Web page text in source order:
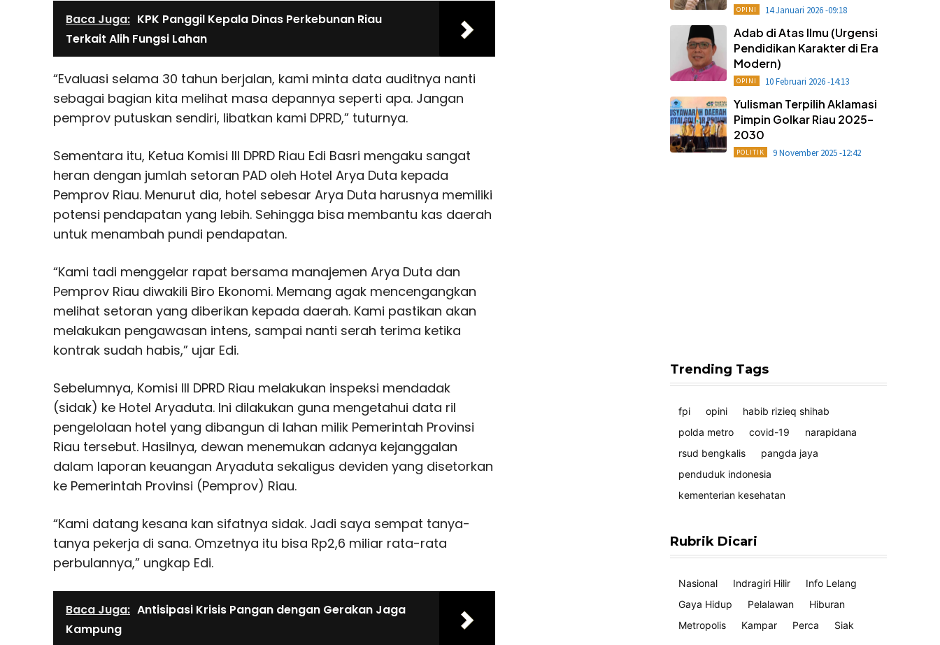
Baca Juga: KPK Panggil Kepala Dinas Perkebunan Riau
Terkait Alih Fungsi Lahan
“Evaluasi selama 30 tahun berjalan, kami minta data auditnya nanti
sebagai bagian kita melihat masa depannya seperti apa. Jangan
pemprov putuskan sendiri, libatkan kami DPRD,” tuturnya.
Sementara itu, Ketua Komisi III DPRD Riau Edi Basri mengaku sangat
heran dengan jumlah setoran PAD oleh Hotel Arya Duta kepada
Pemprov Riau. Menurut dia, hotel sebesar Arya Duta harusnya memiliki
potensi pendapatan yang lebih. Sehingga bisa membantu kas daerah
untuk menambah pundi pendapatan.
“Kami tadi menggelar rapat bersama manajemen Arya Duta dan
Pemprov Riau diwakili Biro Ekonomi. Memang agak mencengangkan
melihat setoran yang diberikan kepada daerah. Kami pastikan akan
melakukan pengawasan intens, sampai nanti serah terima ketika
kontrak sudah habis,” ujar Edi.
Sebelumnya, Komisi III DPRD Riau melakukan inspeksi mendadak
(sidak) ke Hotel Aryaduta. Ini dilakukan guna mengetahui data ril
pengelolaan hotel yang dibangun di lahan milik Pemerintah Provinsi
Riau tersebut. Hasilnya, dewan menemukan adanya kejanggalan
dalam laporan keuangan Aryaduta sekaligus deviden yang disetorkan
ke Pemerintah Provinsi (Pemprov) Riau.
“Kami datang kesana kan sifatnya sidak. Jadi saya sempat tanya-
tanya pekerja di sana. Omzetnya itu bisa Rp2,6 miliar rata-rata
perbulannya,” ungkap Edi.
Baca Juga: Antisipasi Krisis Pangan dengan Gerakan Jaga
Kampung
OPINI 14 Januari 2026 -09:18
Adab di Atas Ilmu (Urgensi
Pendidikan Karakter di Era
Modern)
OPINI 10 Februari 2026 -14:13
Yulisman Terpilih Aklamasi
Pimpin Golkar Riau 2025–
2030
POLITIK 9 November 2025 -12:42
Trending Tags
fpi opini
habib rizieq shihab
polda metro
covid-19
narapidana
rsud bengkalis
pangda jaya
penduduk indonesia
kementerian kesehatan
Rubrik Dicari
Nasional Indragiri Hilir
Info Lelang
Gaya Hidup
Pelalawan
Hiburan
Metropolis
Kampar Perca Siak